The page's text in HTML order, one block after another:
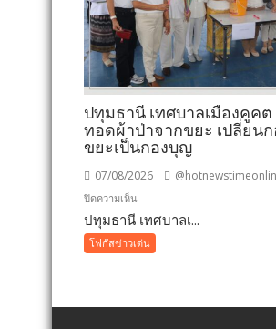
ปทุมธานี เทศบาลเมืองคูคต
ทอดผ้าป่าจากขยะ เปลี่ยนก
ขยะเป็นกองบุญ
07/08/2026
ปิดความเห็น
ปทุมธานี
เทศบาล
เมือง
ปทุมธานี เทศบาลเ...
โฟกัสข่าวเด่น